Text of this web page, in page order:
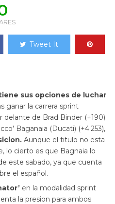
Tweet It
sus opciones de luchar
ganar la carrera sprint
delante de Brad Binder (+190)
Baganaia (Ducati) (+4.253),
Aunque el titulo no esta
lo cierto es que Bagnaia lo
este sabado, ya que cuenta
el español.
en la modalidad sprint
la presion para ambos